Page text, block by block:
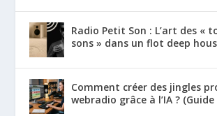
Radio Petit Son : L’art des «
sons » dans un flot deep
Comment créer des jingles
webradio grâce à l’IA ? (Guide